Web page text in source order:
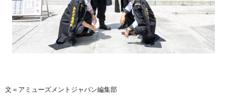
文＝アミューズメントジャパン編集部